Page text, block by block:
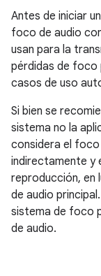
Antes de iniciar
foco de audio
usan para la
pérdidas de foco
casos de uso
Si bien se
sistema no la
considera el
indirectamente y
reproducción, en
de audio
sistema de foco
de audio.